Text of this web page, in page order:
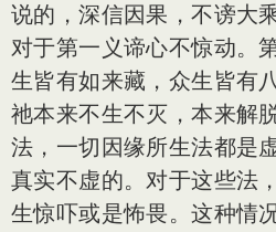
说的，深信因果，不谤大
对于第一义谛心不惊动。
生皆有如来藏，众生皆有
祂本来不生不灭，本来解
法，一切因缘所生法都是
真实不虚的。对于这些法
生惊吓或是怖畏。这种情